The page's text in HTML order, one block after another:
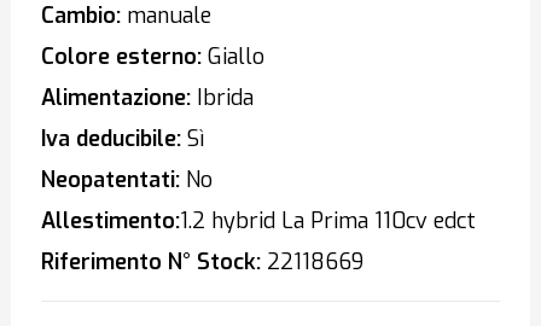
Cambio:manuale
Colore esterno:Giallo
Alimentazione:Ibrida
Iva deducibile:Sì
Neopatentati:No
Allestimento:1.2 hybrid La Prima 110cv edct
Riferimento N° Stock:22118669